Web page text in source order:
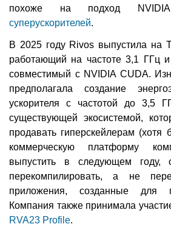
похоже на подход
суперускорителей.
В 2025 году Rivos выпустила на
работающий на частоте 3,1 ГГц
совместимый с NVIDIA CUDA.
предполагала создание
ускорителя с частотой до 3,5
существующей экосистемой,
продавать гиперскейлерам
коммерческую платформу
выпустить в следующем году,
перекомпилировать, а не
приложения, созданные для
Компания также принимала
RVA23 Profile.